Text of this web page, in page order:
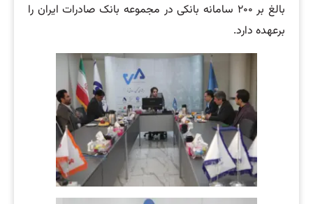
بالغ بر ۲۰۰ سامانه بانکی در مجموعه بانک صادرات ایران را
برعهده دارد.